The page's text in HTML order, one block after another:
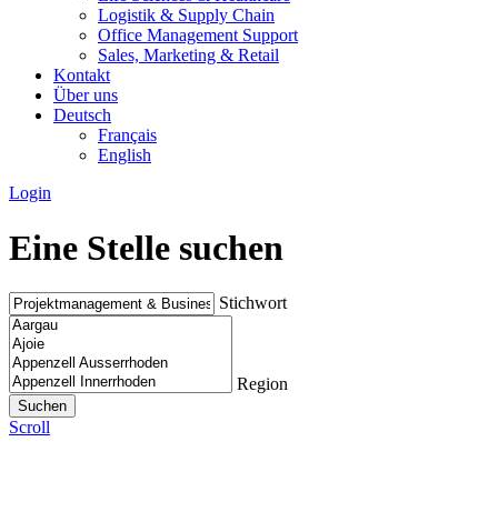
Logistik & Supply Chain
Office Management Support
Sales, Marketing & Retail
Kontakt
Über uns
Deutsch
Français
English
Login
Eine Stelle suchen
Stichwort
Region
Scroll